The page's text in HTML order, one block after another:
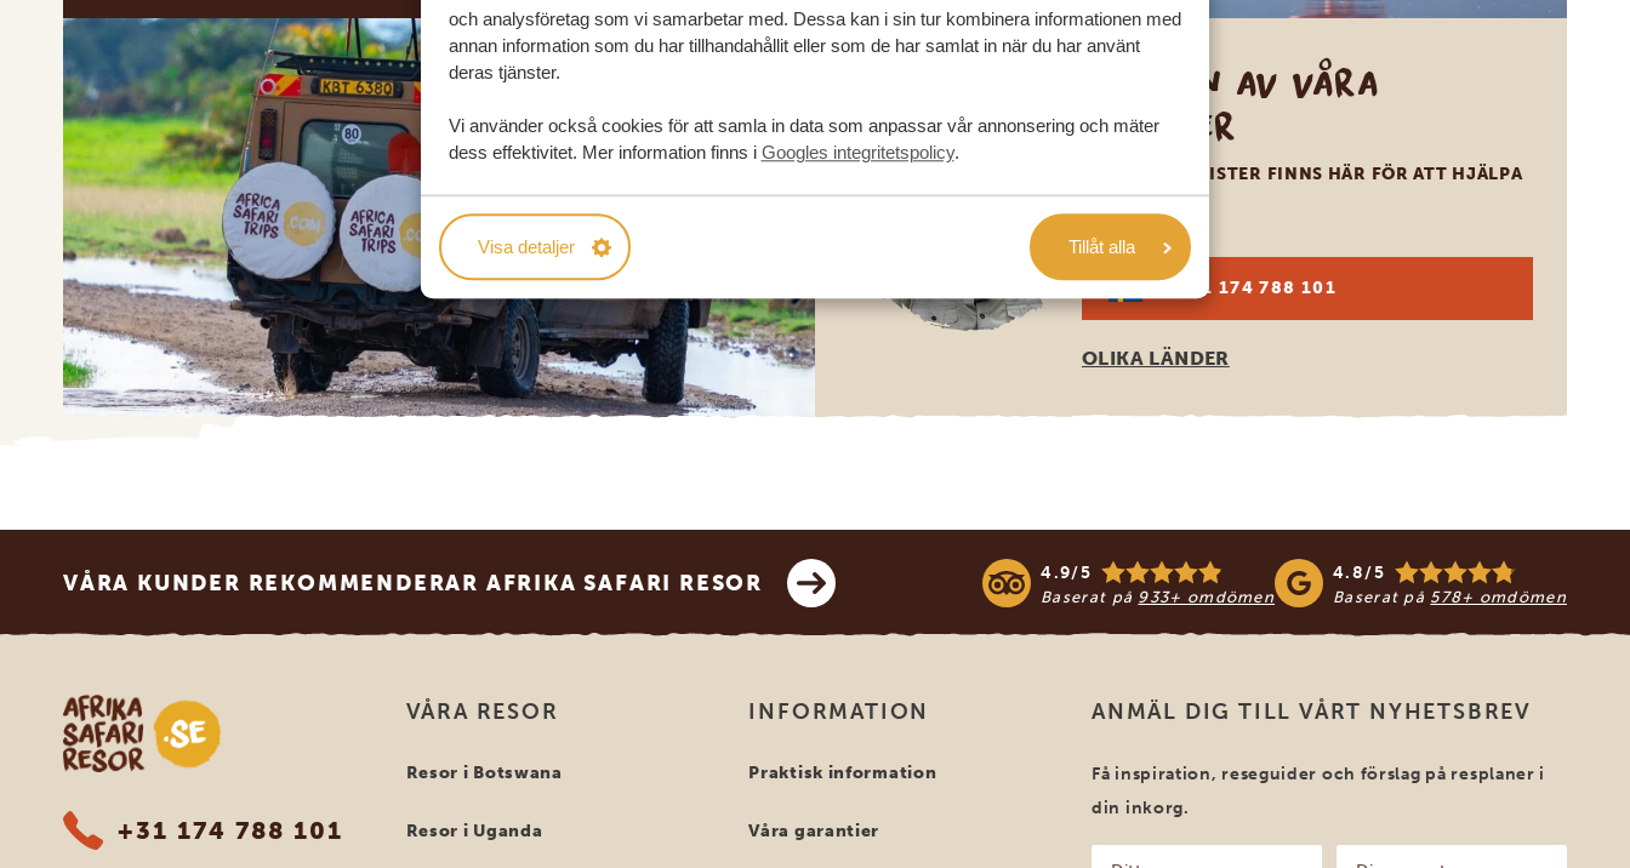
och analysföretag som vi samarbetar med. Dessa kan i sin tur kombinera informationen med
annan information som du har tillhandahållit eller som de har samlat in när du har använt
deras tjänster.
Vi använder också cookies för att samla in data som anpassar vår annonsering och mäter
dess effektivitet. Mer information finns i Googles integritetspolicy.
Visa detaljer Tillåt alla
Ring en av våra
experter
VÅRA SPECIALISTER FINNS HÄR FÖR ATT HJÄLPA
DIG
SV: +31 174 788 101
OLIKA LÄNDER
VÅRA KUNDER REKOMMENDERAR AFRIKA SAFARI RESOR 4.9/5
Baserat på 933+ omdömen
4.8/5
Baserat på 578+ omdömen
Safari-resor i Afrika
+31 174 788 101
VÅRA RESOR
Resor i Botswana
Resor i Uganda
INFORMATION
Praktisk information
Våra garantier
ANMÄL DIG TILL VÅRT NYHETSBREV
Få inspiration, reseguider och förslag på resplaner i
din inkorg.